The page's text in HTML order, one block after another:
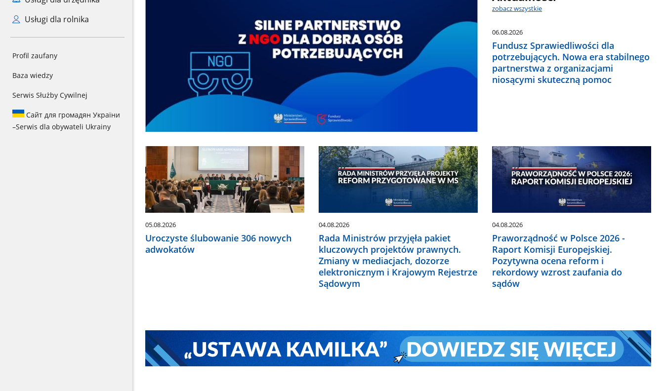
Usługi dla rolnika
Profil zaufany
Baza wiedzy
Serwis Służby Cywilnej
Сайт для громадян України
–Serwis dla obywateli Ukrainy
zobacz wszystkie
06.08.2026
Fundusz Sprawiedliwości dla
potrzebujących. Nowa era stabilnego
partnerstwa z organizacjami
niosącymi skuteczną pomoc
05.08.2026
Uroczyste ślubowanie 306 nowych
adwokatów
04.08.2026
Rada Ministrów przyjęła pakiet
kluczowych projektów prawnych.
Zmiany w mediacjach, dozorze
elektronicznym i Krajowym Rejestrze
Sądowym
04.08.2026
Praworządność w Polsce 2026 -
Raport Komisji Europejskiej.
Pozytywna ocena reform i
rekordowy wzrost zaufania do
sądów